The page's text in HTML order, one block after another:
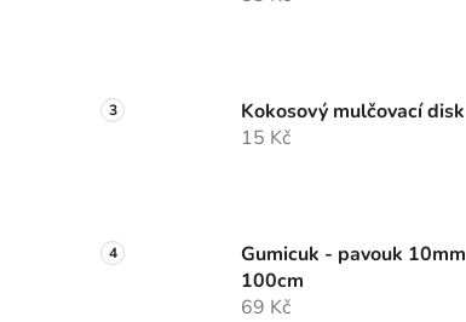
Kokosový mulčovací disk
15 Kč
Gumicuk - pavouk 10mm
100cm
69 Kč